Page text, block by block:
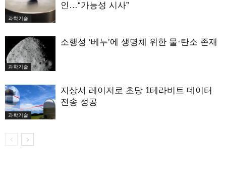
과학기술
인…“가능성 시사”
과학기술
소행성 ‘베누’에 생명체 위한 물·탄소 존재
과학기술
지상서 레이저로 초당 1테라비트 데이터
전송 성공